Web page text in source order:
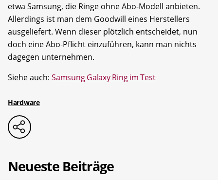
etwa Samsung, die Ringe ohne Abo-Modell anbieten.
Allerdings ist man dem Goodwill eines Herstellers
ausgeliefert. Wenn dieser plötzlich entscheidet, nun
doch eine Abo-Pflicht einzuführen, kann man nichts
dagegen unternehmen.
Siehe auch: Samsung Galaxy Ring im Test
Hardware
Neueste Beiträge